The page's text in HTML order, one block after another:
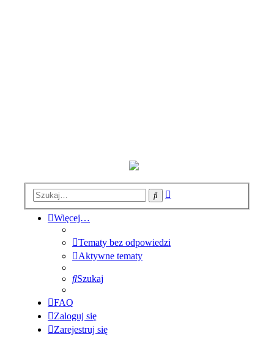
Szukaj
Więcej…
Tematy bez odpowiedzi
Aktywne tematy
Szukaj
FAQ
Zaloguj się
Zarejestruj się